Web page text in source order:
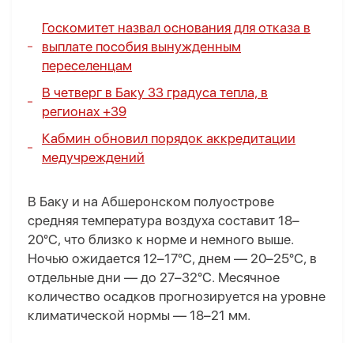
Госкомитет назвал основания для отказа в
выплате пособия вынужденным
переселенцам
В четверг в Баку 33 градуса тепла, в
регионах +39
Кабмин обновил порядок аккредитации
медучреждений
В Баку и на Абшеронском полуострове
средняя температура воздуха составит 18–
20°C, что близко к норме и немного выше.
Ночью ожидается 12–17°C, днем — 20–25°C, в
отдельные дни — до 27–32°C. Месячное
количество осадков прогнозируется на уровне
климатической нормы — 18–21 мм.